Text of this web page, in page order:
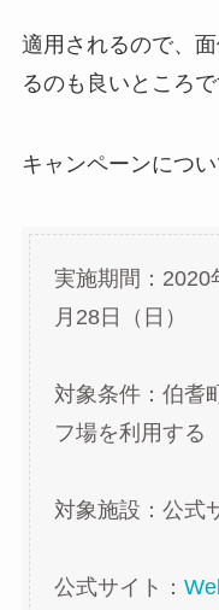
適用されるので、
るのも良いところで
キャンペーンにつ
実施期間：2020
月28日（日）
対象条件：伯耆
フ場を利用する
対象施設：公式
公式サイト：